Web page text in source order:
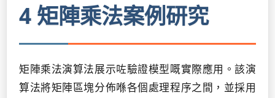
4 矩陣乘法案例研究
矩陣乘法演算法展示咗驗證模型嘅實際應用。該演
算法將矩陣區塊分佈喺各個處理程序之間，並採用